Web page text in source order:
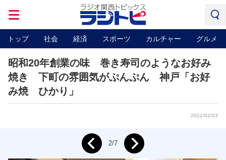
トップ 社会 経済 スポーツ カルチャー グルメ
昭和20年創業の味 巻き寿司のようなお好み
焼き 下町の雰囲気がぷんぷん 神戸「お好
み焼 ひかり」
2022/02/03
Prev 2/7 Next